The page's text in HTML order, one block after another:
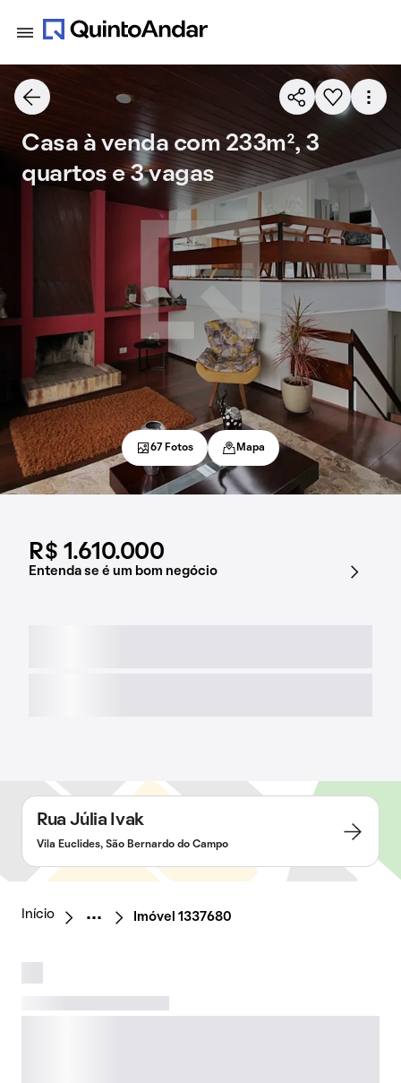
R$ 1.610.000
Entenda se é um bom negócio
Casa à venda com 233m², 3
quartos e 3 vagas
67 Fotos Mapa
Rua Júlia Ivak
Vila Euclides, São Bernardo do Campo
Início Imóvel 1337680